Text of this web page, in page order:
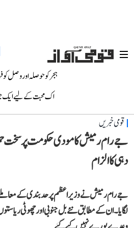
ہجر کو حوصلہ اور وصل
اک محبت کے لیے ایک
قومی خبریں
جے رام رمیش کا مودی حکومت پر سخت
دہی کا الزام
جے رام رمیش نے وزیر اعظم پر حد بندی کے معاملے
لگایا۔ ان کے مطابق نئے بل جنوبی اور چھوٹی